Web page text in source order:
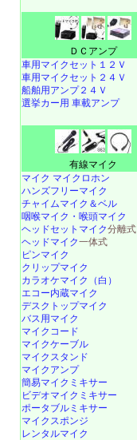
ＤＣアンプ
車用マイクセット１２Ｖ
車用マイクセット２４Ｖ
船舶用アンプ２４Ｖ
選挙カー用 車載アンプ
有線マイク
マイク マイクロホン
ハンズフリーマイク
チャイムマイク＆ベル
咽喉マイク・喉頭マイク
ヘッドセットマイク分離式
ヘッドマイク一体式
ピンマイク
クリップマイク
カラオケマイク（白）
エコー内蔵マイク
デスクトップマイク
バス用マイク
マイクコード
マイクケーブル
マイクスタンド
マイクアンプ
簡易マイクミキサー
ビデオマイクミキサー
ポータブルミキサー
マイクスポンジ
レンタルマイク